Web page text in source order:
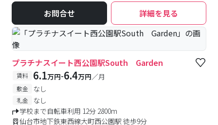
お問合せ 詳細を見る
プラチナスイート西公園駅South Garden
賃料 6.1万円-6.4万円／月
敷金 なし
礼金
なし
学校まで自転車利用 12分 2800m
仙台市地下鉄東西線大町西公園駅 徒歩9分